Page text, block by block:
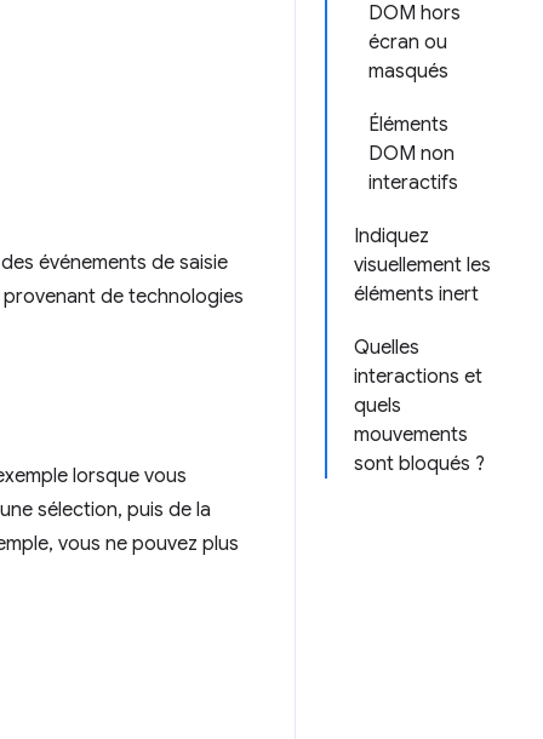
DOM hors
écran ou
masqués
Éléments
DOM non
interactifs
Indiquez
visuellement les
éléments inert
Quelles
interactions et
quels
mouvements
sont bloqués ?
événements de saisie
de technologies
lorsque vous
sélection, puis de la
vous ne pouvez plus